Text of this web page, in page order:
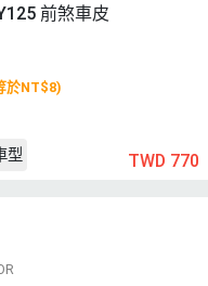
前煞車皮
於NT$8)
型 TWD 770